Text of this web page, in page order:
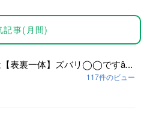
記事(月間)
【表裏一体】ズバリ◯◯ですȃ...
117件のビュー